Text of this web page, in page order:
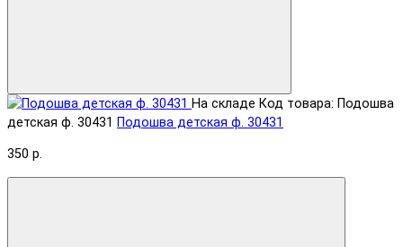
На складе Код товара: Подошва
детская ф. 30431 Подошва детская ф. 30431
350 р.